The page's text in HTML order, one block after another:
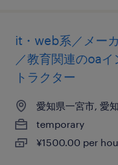
it・web系／メー
／教育関連のoa
トラクター
愛知県一宮市, 愛
temporary
¥1500.00 per